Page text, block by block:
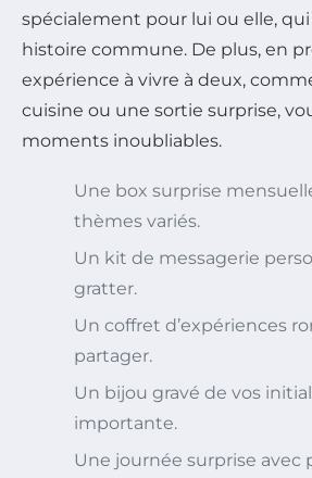
spécialement pour lui ou elle,
histoire commune. De plus, en
expérience à vivre à deux,
cuisine ou une sortie surprise,
moments inoubliables.
Une box surprise
thèmes variés.
Un kit de messagerie
gratter.
Un coffret d’expériences
partager.
Un bijou gravé de vos
importante.
Une journée surprise avec